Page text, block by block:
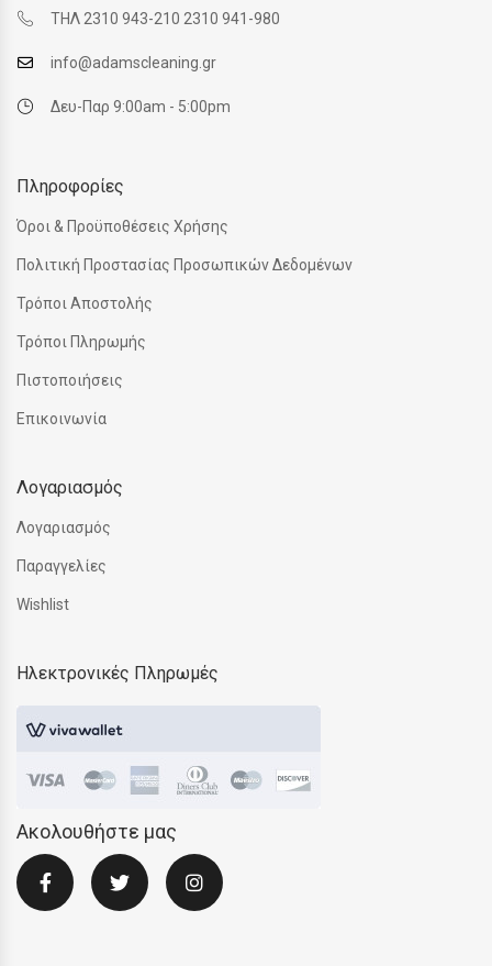
ΤΗΛ 2310 943-210 2310 941-980
info@adamscleaning.gr
Δευ-Παρ 9:00am - 5:00pm
Πληροφορίες
Όροι & Προϋποθέσεις Χρήσης
Πολιτική Προστασίας Προσωπικών Δεδομένων
Τρόποι Αποστολής
Τρόποι Πληρωμής
Πιστοποιήσεις
Επικοινωνία
Λογαριασμός
Λογαριασμός
Παραγγελίες
Wishlist
Ηλεκτρονικές Πληρωμές
Ακολουθήστε μας